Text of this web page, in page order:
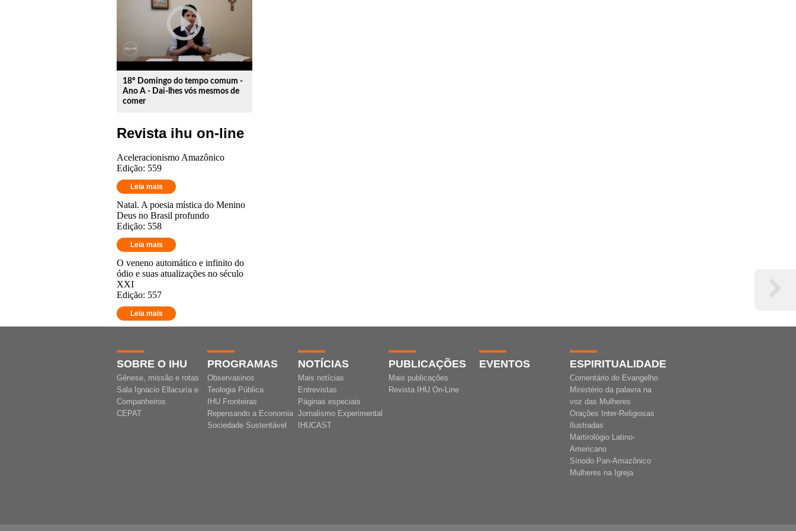
play_circle_outline
18º Domingo do tempo comum -
Ano A - Dai-lhes vós mesmos de
comer
Revista ihu on-line
Aceleracionismo Amazônico
Edição: 559
Leia mais
Natal. A poesia mística do Menino
Deus no Brasil profundo
Edição: 558
Leia mais
O veneno automático e infinito do
ódio e suas atualizações no século
XXI
Edição: 557
Leia mais
SOBRE O IHU
Gênese, missão e rotas
Sala Ignacio Ellacuría e
Companheiros
CEPAT
PROGRAMAS
Observasinos
Teologia Pública
IHU Fronteiras
Repensando a Economia
Sociedade Sustentável
NOTÍCIAS
Mais notícias
Entrevistas
Páginas especiais
Jornalismo Experimental
IHUCAST
PUBLICAÇÕES
Mais publicações
Revista IHU On-Line
EVENTOS ESPIRITUALIDADE
Comentário do Evangelho
Ministério da palavra na
voz das Mulheres
Orações Inter-Religiosas
Ilustradas
Martirológio Latino-
Americano
Sínodo Pan-Amazônico
Mulheres na Igreja